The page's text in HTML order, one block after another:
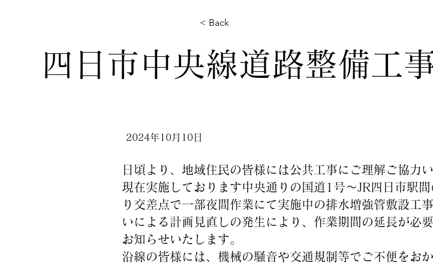
< Back
四日市中央線道路整備工
2024年10月10日
日頃より、地域住民の皆様には公共工事にご理解ご協力
現在実施しております中央通りの国道1号～JR四日市駅
り交差点で一部夜間作業にて実施中の排水増強管敷設工
いによる計画見直しの発生により、作業期間の延長が必
お知らせいたします。
沿線の皆様には、機械の騒音や交通規制等でご不便をお